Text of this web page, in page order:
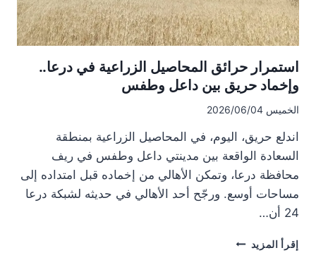
استمرار حرائق المحاصيل الزراعية في درعا..
وإخماد حريق بين داعل وطفس
الخميس 2026/06/04
اندلع حريق، اليوم، في المحاصيل الزراعية بمنطقة
السعادة الواقعة بين مدينتي داعل وطفس في ريف
محافظة درعا، وتمكن الأهالي من إخماده قبل امتداده إلى
مساحات أوسع. ورجّح أحد الأهالي في حديثه لشبكة درعا
24 أن…
إقرأ المزيد استمرار